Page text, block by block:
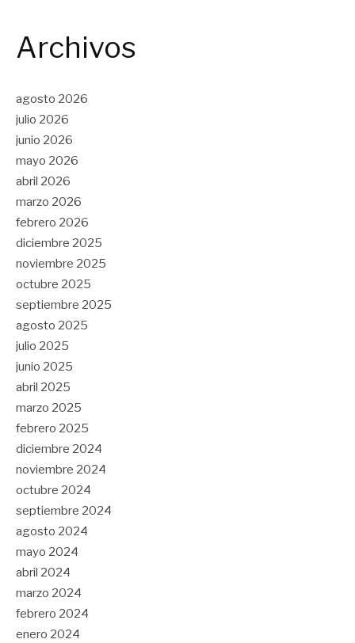
Archivos
agosto 2026
julio 2026
junio 2026
mayo 2026
abril 2026
marzo 2026
febrero 2026
diciembre 2025
noviembre 2025
octubre 2025
septiembre 2025
agosto 2025
julio 2025
junio 2025
abril 2025
marzo 2025
febrero 2025
diciembre 2024
noviembre 2024
octubre 2024
septiembre 2024
agosto 2024
mayo 2024
abril 2024
marzo 2024
febrero 2024
enero 2024